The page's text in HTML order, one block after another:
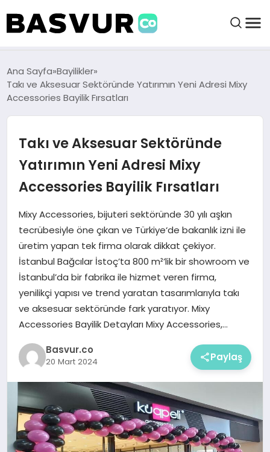
BAŞVURULAR
BAYILIKLER
HABERLER
KRIPTO HABER
Ana Sayfa Bayilikler
Takı ve Aksesuar Sektöründe Yatırımın Yeni Adresi Mixy
Accessories Bayilik Fırsatları
Takı ve Aksesuar Sektöründe
Yatırımın Yeni Adresi Mixy
Accessories Bayilik Fırsatları
Mixy Accessories, bijuteri sektöründe 30 yılı aşkın
tecrübesiyle öne çıkan ve Türkiye‘de bakanlık izni ile
üretim yapan tek firma olarak dikkat çekiyor.
İstanbul Bağcılar İstoç’ta 800 m²’lik bir showroom ve
İstanbul’da bir fabrika ile hizmet veren firma,
yenilikçi yapısı ve trend yaratan tasarımlarıyla takı
ve aksesuar sektöründe fark yaratıyor. Mixy
Accessories Bayilik Detayları Mixy Accessories,…
Basvur.co
20 Mart 2024 Paylaş